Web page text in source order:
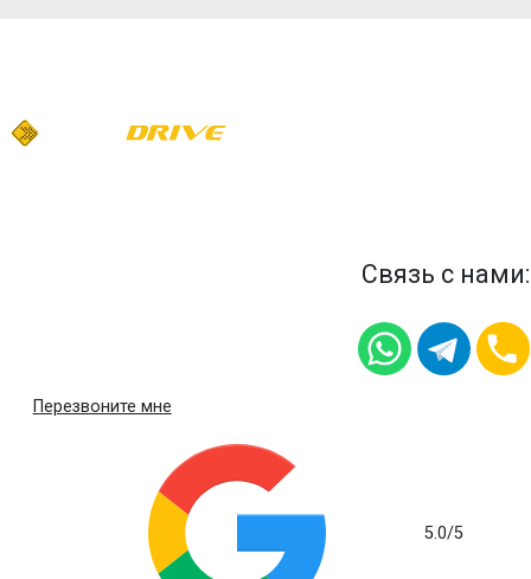
Связь с нами:
Перезвоните мне
5.0/5